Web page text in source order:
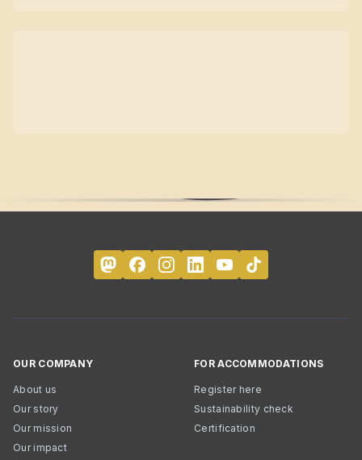
OUR COMPANY
About us
Our story
Our mission
Our impact
FOR ACCOMMODATIONS
Register here
Sustainability check
Certification